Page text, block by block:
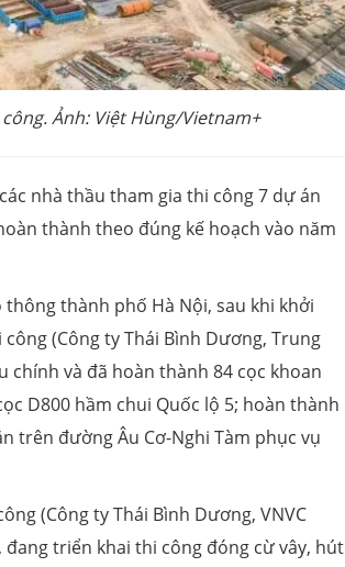
Ảnh: Việt Hùng/Vietnam+
nhà thầu tham gia thi công 7 dự án
thành theo đúng kế hoạch vào năm
thành phố Hà Nội, sau khi khởi
(Công ty Thái Bình Dương, Trung
chính và đã hoàn thành 84 cọc khoan
D800 hầm chui Quốc lộ 5; hoàn thành
trên đường Âu Cơ-Nghi Tàm phục vụ
(Công ty Thái Bình Dương, VNVC
triển khai thi công đóng cừ vây, hút